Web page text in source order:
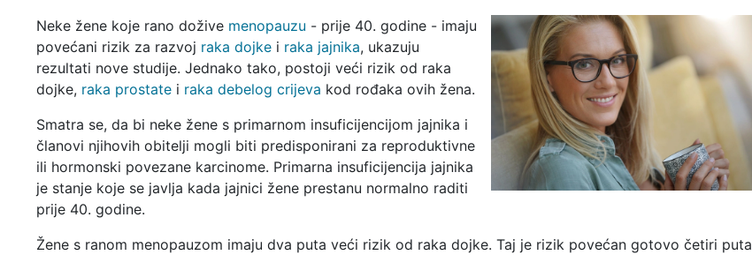
Neke žene koje rano dožive menopauzu - prije 40. godine - imaju
povećani rizik za razvoj raka dojkei raka jajnika, ukazuju
rezultati nove studije. Jednako tako, postoji veći rizik od raka
dojke, raka prostatei raka debelog crijeva kod rođaka ovih žena.
Smatra se, da bi neke žene s primarnom insuficijencijom jajnika i
članovi njihovih obitelji mogli biti predisponirani za reproduktivne
ili hormonski povezane karcinome. Primarna insuficijencija jajnika
je stanje koje se javlja kada jajnici žene prestanu normalno raditi
prije 40. godine.
Žene s ranom menopauzom imaju dva puta veći rizik od raka dojke. Taj je rizik povećan gotovo četiri puta